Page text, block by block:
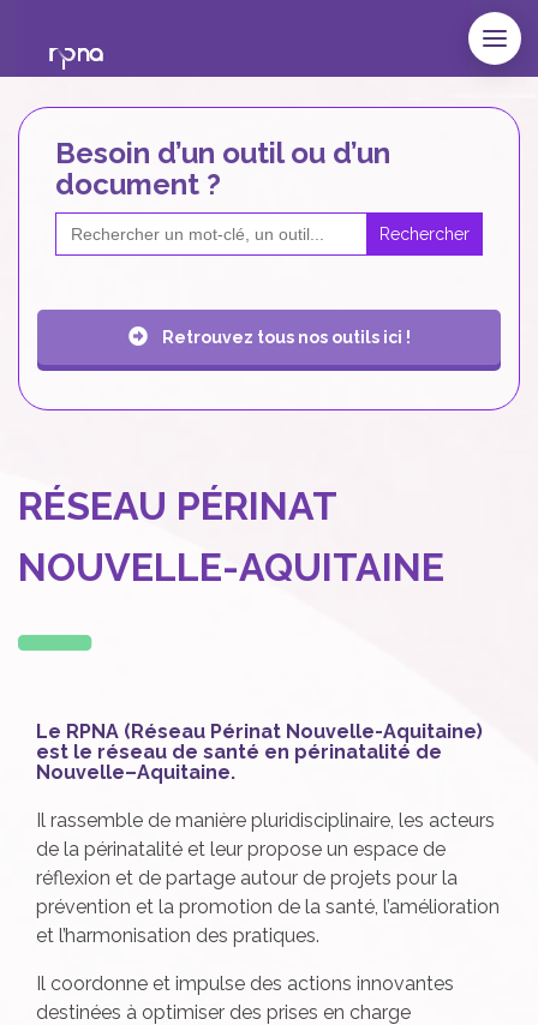
Besoin d’un outil ou d’un
document ?
Search
for:
Retrouvez tous nos outils ici !
RÉSEAU PÉRINAT
NOUVELLE-AQUITAINE
Le RPNA (Réseau Périnat Nouvelle-Aquitaine)
est le réseau de santé en périnatalité de
Nouvelle–Aquitaine.
Il rassemble de manière pluridisciplinaire, les acteurs
de la périnatalité et leur propose un espace de
réflexion et de partage autour de projets pour la
prévention et la promotion de la santé, l’amélioration
et l’harmonisation des pratiques.
Il coordonne et impulse des actions innovantes
destinées à optimiser des prises en charge